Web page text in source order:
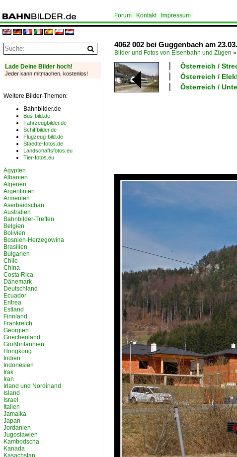
Forum Kontakt Impressum
4062 002 bei Guggenbach am
Bilder und Fotos von Eisenbahn und Zügen »
Österreich /
Österreich /
Österreich /
Lade Deine Bilder hoch!
Jeder kann mitmachen, kostenlos!
Weitere Bilder-Themen:
Bahnbilder.de
Bus-bild.de
Fahrzeugbilder.de
Schiffbilder.de
Flugzeug-bild.de
Staedte-fotos.de
Landschaftsfotos.eu
Tier-fotos.eu
Ägypten
Albanien
Algerien
Argentinien
Armenien
Aserbaidschan
Australien
Bahnbilder-Treffen
Belgien
Bolivien
Bosnien-Herzegowina
Brasilien
Bulgarien
Chile
China
Costa Rica
Dänemark
Deutschland
Ecuador
Eritrea
Estland
Finnland
Frankreich
Georgien
Griechenland
Großbritannien
Hongkong
Indien
Indonesien
Irak
Iran
Irland und Nordirland
Island
Israel
Italien
Jamaika
Japan
Jordanien
Jugoslawien
Kambodscha
Kanada
Kasachstan